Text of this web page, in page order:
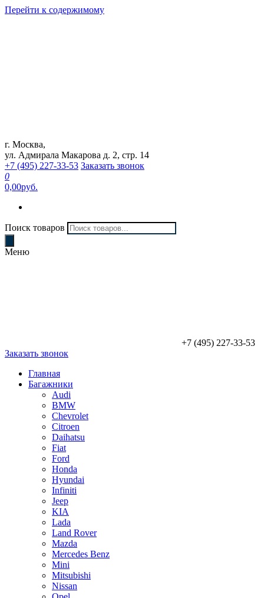
Перейти к содержимому
Интернет магазин "Can Auto"
г. Москва,
ул. Адмирала Макарова д. 2, стр. 14
+7 (495) 227-33-53 Заказать звонок
0
0,00руб.
Поиск товаров
Меню
+7 (495) 227-33-53
Заказать звонок
Главная
Багажники
Audi
BMW
Chevrolet
Citroen
Daihatsu
Fiat
Ford
Honda
Hyundai
Infiniti
Jeep
KIA
Lada
Land Rover
Mazda
Mercedes Benz
Mini
Mitsubishi
Nissan